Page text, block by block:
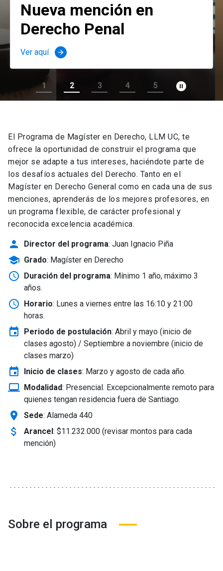
Nueva mención en
Derecho Penal
Ver aquí arrow_forward
1 2 3 4 5 pause_circle_filled
El Programa de Magíster en Derecho, LLM UC, te
ofrece la oportunidad de construir el programa que
mejor se adapte a tus intereses, haciéndote parte de
los desafíos actuales del Derecho. Tanto en el
Magíster en Derecho General como en cada una de sus
menciones, aprenderás de los mejores profesores, en
un programa flexible, de carácter profesional y
reconocida excelencia académica.
person Director del programa: Juan Ignacio Piña
school Grado: Magíster en Derecho
schedule Duración del programa: Mínimo 1 año, máximo 3
años.
schedule Horario: Lunes a viernes entre las 16:10 y 21:00
horas.
event Periodo de postulación: Abril y mayo (inicio de
clases agosto) / Septiembre a noviembre (inicio de
clases marzo)
event Inicio de clases: Marzo y agosto de cada año.
laptop_windows Modalidad: Presencial. Excepcionalmente remoto para
quienes tengan residencia fuera de Santiago.
location_on Sede: Alameda 440
attach_money Arancel: $11.232.000 (revisar montos para cada
mención)
Sobre el programa